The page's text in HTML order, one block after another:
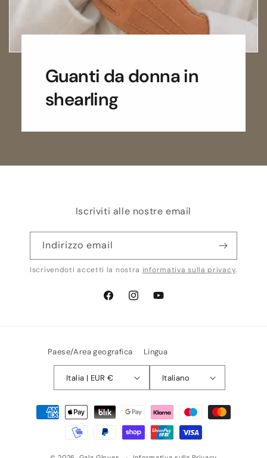
Guanti da donna in
shearling
Iscriviti alle nostre email
Indirizzo email
Iscrivendoti accetti la nostra informativa sulla privacy.
FacebookInstagramYouTube
Paese/Area geografica
Italia | EUR €
Lingua
Italiano
Metodi